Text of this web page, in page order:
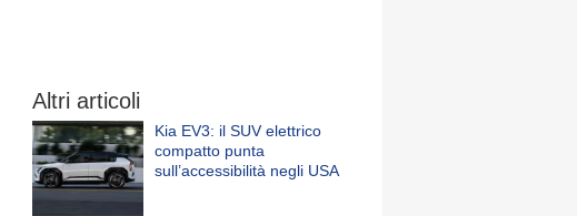
Altri articoli
Kia EV3: il SUV elettrico
compatto punta
sull’accessibilità negli USA